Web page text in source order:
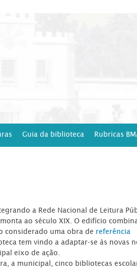
Guia da biblioteca Rubricas
a Rede Nacional de Leitura
ao século XIX. O edifício
considerado uma obra de referência
tem vindo a adaptar-se às novas
eixo de ação.
a municipal, cinco bibliotecas